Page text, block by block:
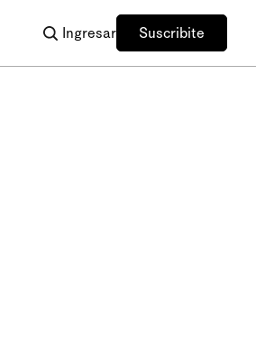
Ingresar Suscribite